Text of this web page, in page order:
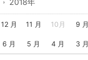
2018年
12 月 11 月 10月 9 月
6 月 5 月 4 月 3 月